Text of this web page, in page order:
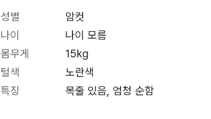
성별
암컷
나이
나이 모름
몸무게
15kg
털색
노란색
특징
목줄 있음, 엄청 순함